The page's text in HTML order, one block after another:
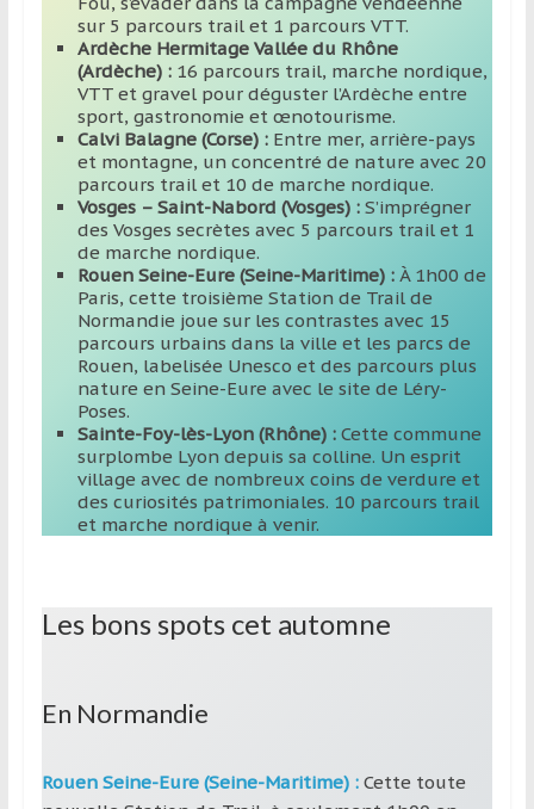
sur 5 parcours trail et 1 parcours VTT.
Ardèche Hermitage Vallée du Rhône
(Ardèche) : 16 parcours trail, marche nordique,
VTT et gravel pour déguster l’Ardèche entre
sport, gastronomie et œnotourisme.
Calvi Balagne (Corse) : Entre mer, arrière-pays
et montagne, un concentré de nature avec 20
parcours trail et 10 de marche nordique.
Vosges – Saint-Nabord (Vosges) :S’imprégner
des Vosges secrètes avec 5 parcours trail et 1
de marche nordique.
Rouen Seine-Eure (Seine-Maritime) :À 1h00 de
Paris, cette troisième Station de Trail de
Normandie joue sur les contrastes avec 15
parcours urbains dans la ville et les parcs de
Rouen, labelisée Unesco et des parcours plus
nature en Seine-Eure avec le site de Léry-
Poses.
Sainte-Foy-lès-Lyon (Rhône) : Cette commune
surplombe Lyon depuis sa colline. Un esprit
village avec de nombreux coins de verdure et
des curiosités patrimoniales. 10 parcours trail
et marche nordique à venir.
Les bons spots cet automne
En Normandie
Rouen Seine-Eure (Seine-Maritime) : Cette toute